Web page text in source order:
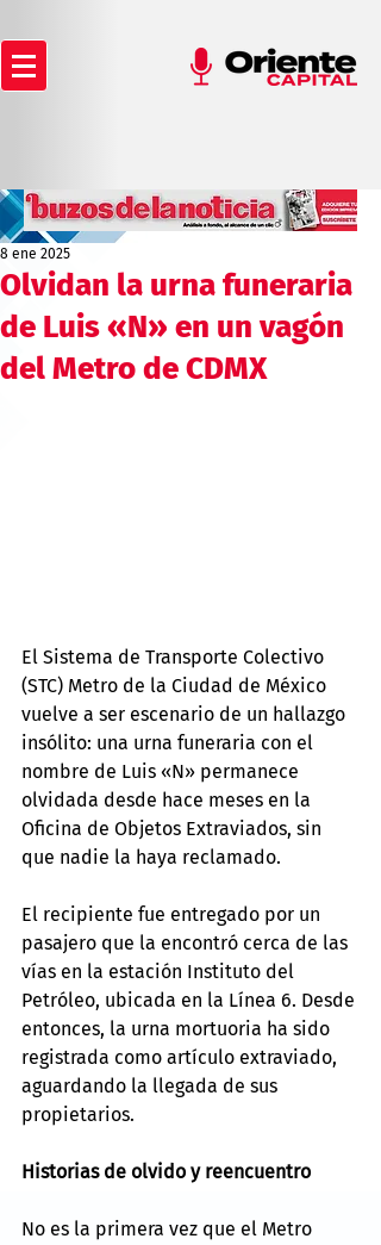
Olvidan la urna funeraria
de Luis «N» en un vagón
del Metro de CDMX
8 ene 2025
El Sistema de Transporte Colectivo
(STC) Metro de la Ciudad de México
vuelve a ser escenario de un hallazgo
insólito: una urna funeraria con el
nombre de Luis «N» permanece
olvidada desde hace meses en la
Oficina de Objetos Extraviados, sin
que nadie la haya reclamado.
El recipiente fue entregado por un
pasajero que la encontró cerca de las
vías en la estación Instituto del
Petróleo, ubicada en la Línea 6. Desde
entonces, la urna mortuoria ha sido
registrada como artículo extraviado,
aguardando la llegada de sus
propietarios.
Historias de olvido y reencuentro
No es la primera vez que el Metro